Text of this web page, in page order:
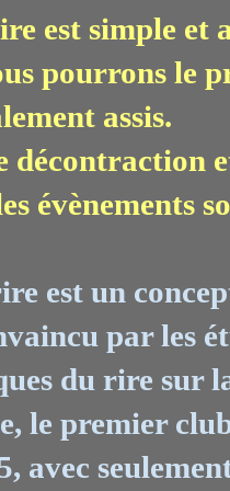
est simple et
pourrons le
assis.
décontraction
évènements
est un
par les
du rire sur
le premier
avec